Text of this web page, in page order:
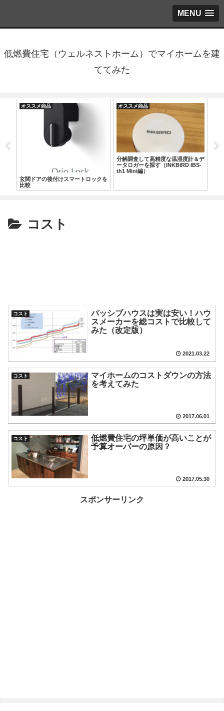
MENU
低燃費住宅（ウェルネストホーム）でマイホームを建
ててみた
オススメ商品
玄関ドアの後付けスマートロックを
比較
オススメ商品
分解調査して高精度な温湿度計＆デ
ータロガーを探す（INKBIRD IBS-
th1 Mini編）
コスト
コスト
パッシブハウスは実は安い！ハウ
スメーカーを総コストで比較して
みた（改定版）
2021.03.22
コスト
マイホームのコストダウンの方法
を考えてみた
2017.06.01
コスト
低燃費住宅の坪単価が高いことが
予算オーバーの原因？
2017.05.30
スポンサーリンク